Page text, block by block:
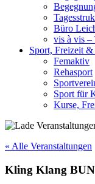
Büro
vis à vis –
Sport, Freizeit
Femaktiv
Rehasport
Sport für
Kurse,
« Alle Veranstaltungen
Kling Klang